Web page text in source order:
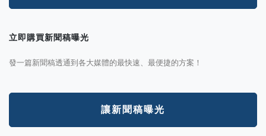
立即購買新聞稿曝光
發一篇新聞稿透通到各大媒體的最快速、最便捷的方案！
讓新聞稿曝光